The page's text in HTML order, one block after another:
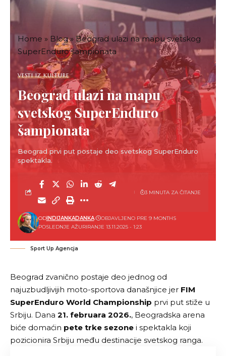
Home » Blog» Beograd ulazi na mapu svetskog
SuperEnduro šampionata
VESTI IZ KULTURE
Beograd ulazi na mapu
svetskog SuperEnduro
šampionata
Beograd prvi put postaje deo svetskog SuperEnduro
spektakla.
POSLEDNJE AŽURIRANJE 13.11.2025 - 1:23
ODINDIJANKADANKA OBJAVLJENO PRE 9 MONTHS
3 MINUTA ZA ČITANJE
Sport Up Agencja
Beograd zvanično postaje deo jednog od
najuzbudljivijih moto-sportova današnjice jer FIM
SuperEnduro World Championship prvi put stiže u
Srbiju. Dana 21. februara 2026., Beogradska arena
biće domaćin pete trke sezone i spektakla koji
pozicionira Srbiju među destinacije svetskog ranga.